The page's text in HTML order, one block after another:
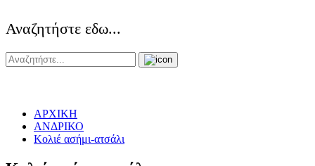
Αναζητήστε εδω...
ΑΡΧΙΚΗ
ΑΝΔΡΙΚΟ
Κολιέ ασήμι-ατσάλι